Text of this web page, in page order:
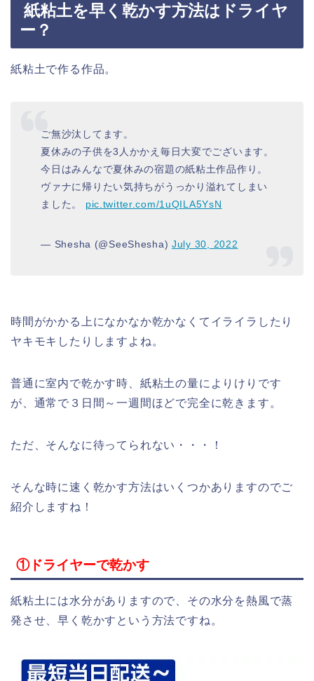
紙粘土を早く乾かす方法はドライヤ
ー？
紙粘土で作る作品。
ご無沙汰してます。
夏休みの子供を3人かかえ毎日大変でございます。
今日はみんなで夏休みの宿題の紙粘土作品作り。
ヴァナに帰りたい気持ちがうっかり溢れてしまい
ました。 pic.twitter.com/1uQILA5YsN
— Shesha (@SeeShesha)July 30, 2022
時間がかかる上になかなか乾かなくてイライラしたり
ヤキモキしたりしますよね。
普通に室内で乾かす時、紙粘土の量によりけりです
が、通常で３日間～一週間ほどで完全に乾きます。
ただ、そんなに待ってられない・・・！
そんな時に速く乾かす方法はいくつかありますのでご
紹介しますね！
①ドライヤーで乾かす
紙粘土には水分がありますので、その水分を熱風で蒸
発させ、早く乾かすという方法ですね。